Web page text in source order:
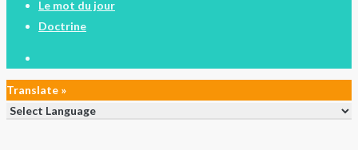
Le mot du jour
Doctrine
Translate »